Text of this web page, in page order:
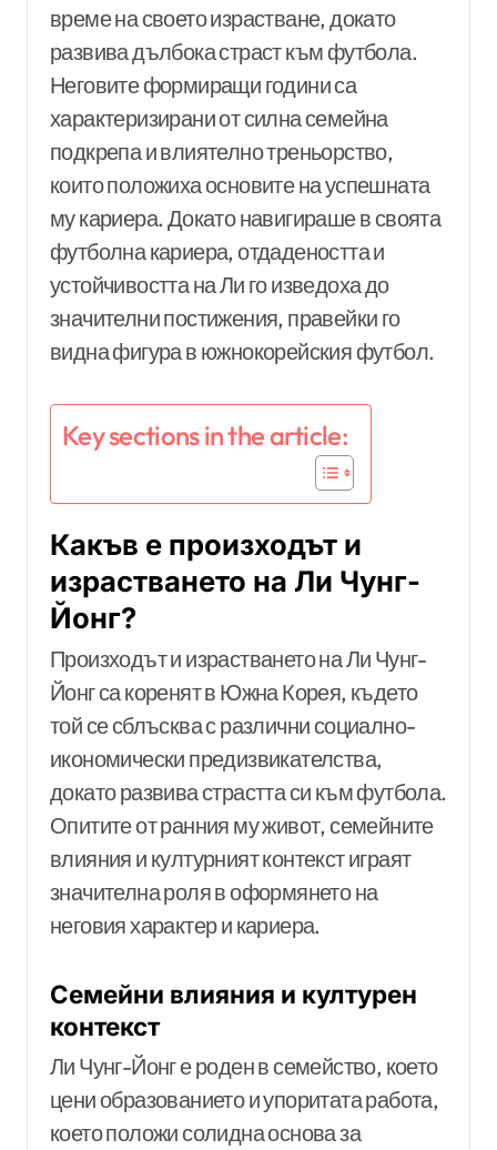
време на своето израстване, докато
развива дълбока страст към футбола.
Неговите формиращи години са
характеризирани от силна семейна
подкрепа и влиятелно треньорство,
които положиха основите на успешната
му кариера. Докато навигираше в своята
футболна кариера, отдадеността и
устойчивостта на Ли го изведоха до
значителни постижения, правейки го
видна фигура в южнокорейския футбол.
Key sections in the article:
Какъв е произходът и
израстването на Ли Чунг-
Йонг?
Произходът и израстването на Ли Чунг-
Йонг са коренят в Южна Корея, където
той се сблъсква с различни социално-
икономически предизвикателства,
докато развива страстта си към футбола.
Опитите от ранния му живот, семейните
влияния и културният контекст играят
значителна роля в оформянето на
неговия характер и кариера.
Семейни влияния и културен
контекст
Ли Чунг-Йонг е роден в семейство, което
цени образованието и упоритата работа,
което положи солидна основа за